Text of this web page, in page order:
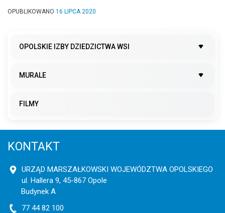
OPUBLIKOWANO 16 LIPCA 2020
OPOLSKIE IZBY DZIEDZICTWA WSI
MURALE
FILMY
KONTAKT
URZĄD MARSZAŁKOWSKI WOJEWÓDZTWA OPOLSKIEGO
ul. Hallera 9, 45-867 Opole
Budynek A
77 44 82 100